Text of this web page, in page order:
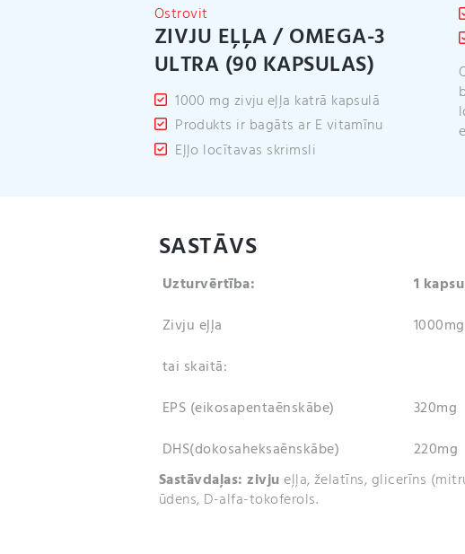
Ostrovit
ZIVJU EĻĻA / OMEGA-3
ULTRA (90 KAPSULAS)
1000 mg zivju eļļa katrā kapsulā
Produkts ir bagāts ar E vitamīnu
Eļļo locītavas skrimsli
SASTĀVS
Uzturvērtība:
Zivju eļļa
tai skaitā:
EPS (eikosapentaēnskābe)
DHS(dokosaheksaēnskābe)
1
1000mg
320mg
220mg
Sastāvdaļas: zivjueļļa, želatīns, glicerīns
ūdens, D-alfa-tokoferols.